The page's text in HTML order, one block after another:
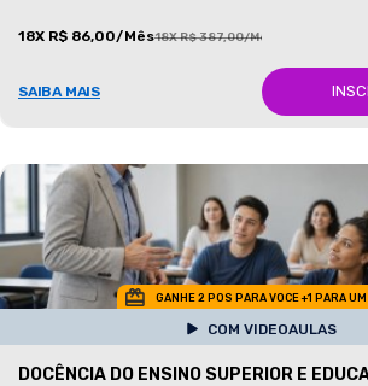
18X R$ 86,00/Mês18X R$ 387,00/Mês
SAIBA MAIS
GANHE 2 POS PARA VOCE +1 PARA UM
COM VIDEOAULAS
DOCÊNCIA DO ENSINO SUPERIOR E